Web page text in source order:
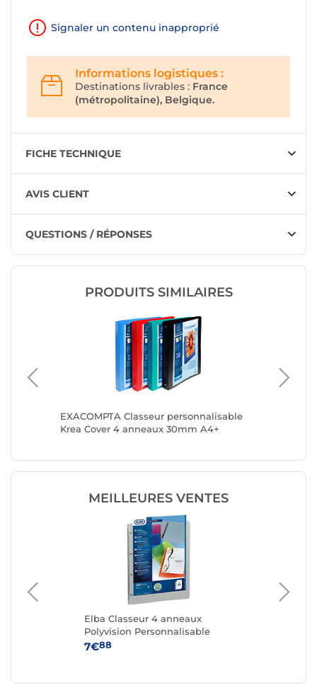
Signaler un contenu inapproprié
Informations logistiques :
Destinations livrables : France
(métropolitaine), Belgique.
FICHE TECHNIQUE
AVIS CLIENT
QUESTIONS / RÉPONSES
PRODUITS SIMILAIRES
EXACOMPTA Classeur personnalisable
Krea Cover 4 anneaux 30mm A4+
MEILLEURES VENTES
Elba Classeur 4 anneaux
Polyvision Personnalisable
7€88